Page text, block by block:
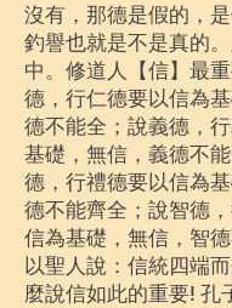
沒有，那德是假的，
釣譽也就是不是真的
中。修道人【信】最
德，行仁德要以信為
德不能全；說義德，
基礎，無信，義德不
德，行禮德要以信為
德不能齊全；說智德
信為基礎 ，無信，智
以聖人說：信統四端
麼說信如此的重要! 孔